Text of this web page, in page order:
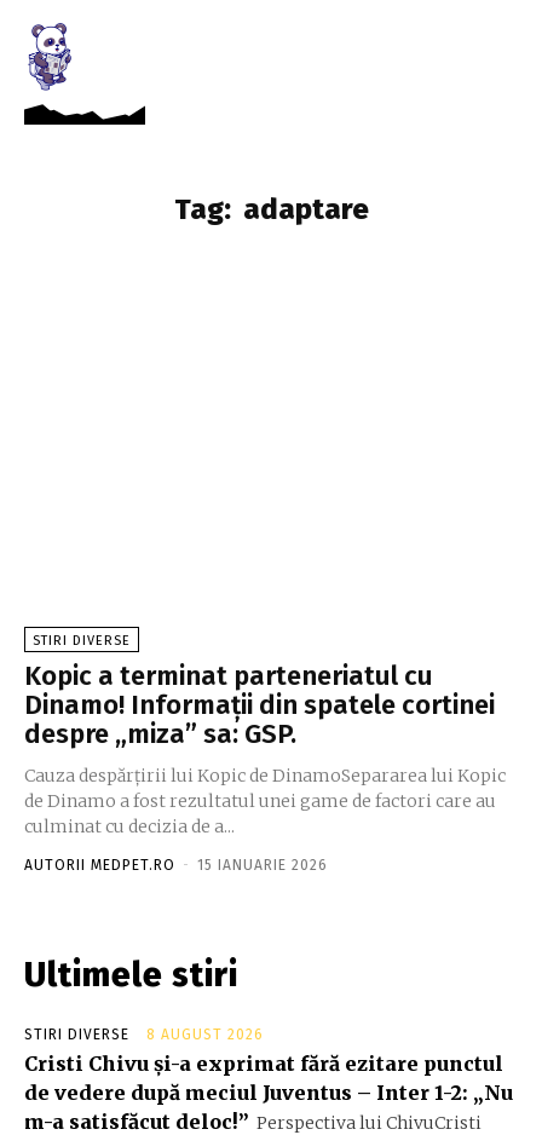
Tag: adaptare
STIRI DIVERSE
Kopic a terminat parteneriatul cu
Dinamo! Informații din spatele cortinei
despre „miza” sa: GSP.
Cauza despărțirii lui Kopic de DinamoSepararea lui Kopic
de Dinamo a fost rezultatul unei game de factori care au
culminat cu decizia de a...
AUTORII MEDPET.RO - 15 IANUARIE 2026
Ultimele stiri
STIRI DIVERSE 8 AUGUST 2026
Cristi Chivu și-a exprimat fără ezitare punctul
de vedere după meciul Juventus – Inter 1-2: „Nu
m-a satisfăcut deloc!” Perspectiva lui ChivuCristi